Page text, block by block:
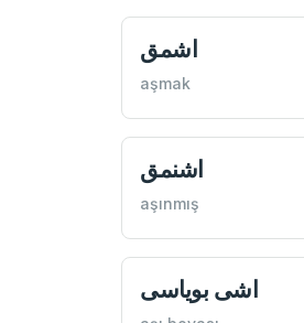
اشمق
aşmak
اشنمق
aşınmış
اشی بویاسی